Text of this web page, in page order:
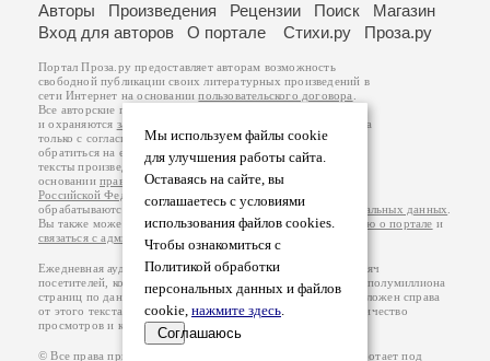
Мы используем файлы cookie
для улучшения работы сайта.
Оставаясь на сайте, вы
соглашаетесь с условиями
использования файлов cookies.
Чтобы ознакомиться с
Политикой обработки
персональных данных и файлов
cookie, нажмите здесь.
Соглашаюсь
Авторы Произведения Рецензии Поиск
Магазин
Вход для авторов
О портале Стихи.ру Проза.ру
Портал Проза.ру предоставляет авторам возможность
свободной публикации своих литературных произведений в
сети Интернет на основаниипользовательского договора
Все авторские права на произведения принадлежат авторам
и охраняются законом
. Перепечатка произведений возможна
только с согласия его автора, к которому вы можете
обратиться на его авторской странице. Ответственность за
тексты произведений авторы несут самостоятельно на
основанииправил публикацииизаконодательства
Российской Федерации
обрабатываются на основанииПолитики обработки персональных данных
Вы также можете посмотреть более подробнуюинформацию о портале и
связаться с администрацией
Ежедневная аудитория портала Проза.ру – порядка 100 тысяч
посетителей, которые в общей сумме просматривают более полумиллиона
страниц по данным счетчика посещаемости, который расположен справа
от этого текста. В каждой графе указано по две цифры: количество
просмотров и количество посетителей.
© Все права принадлежат авторам, 2000-2026. Портал работает под